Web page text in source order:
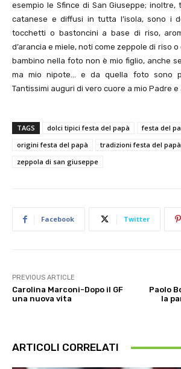
esempio le Sfince di San Giuseppe; inoltre,
catanese e diffusi in tutta l’isola, sono i
tocchetti o bastoncini a base di riso,
d’arancia e miele, noti come zeppole di riso o
bambino nella foto non è mio figlio, anche
ma mio nipote… e da quella foto sono
Tantissimi auguri di vero cuore a mio Padre
TAGS dolci tipici festa del papà
festa del
origini festa del papà
tradizioni festa del papà
zeppola di san giuseppe
Facebook Twitter
PREVIOUS ARTICLE
Carolina Marconi-Dopo il GF
una nuova vita
Paolo
la
ARTICOLI CORRELATI